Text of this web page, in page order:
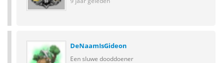
DeNaamIsGideon
Een sluwe dooddoener